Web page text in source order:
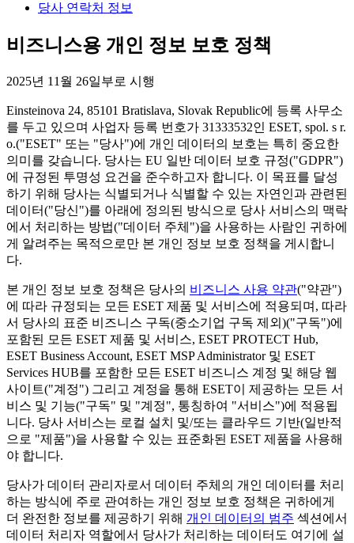
당사 연락처 정보
비즈니스용 개인 정보 보호 정책
2025년 11월 26일부로 시행
Einsteinova 24, 85101 Bratislava, Slovak Republic에 등록 사무소
를 두고 있으며 사업자 등록 번호가 31333532인 ESET, spol. s r.
o.("ESET" 또는 "당사")에 개인 데이터의 보호는 특히 중요한
의미를 갖습니다. 당사는 EU 일반 데이터 보호 규정("GDPR")
에 규정된 투명성 요건을 준수하고자 합니다. 이 목표를 달성
하기 위해 당사는 식별되거나 식별할 수 있는 자연인과 관련된
데이터("당신")를 아래에 정의된 방식으로 당사 서비스의 맥락
에서 처리하는 방법("데이터 주체 ")을 사용하는 사람인 귀하에
게 알려주는 목적으로만 본 개인 정보 보호 정책을 게시합니
다.
본 개인 정보 보호 정책은 당사의 비즈니스 사용 약관("약관")
에 따라 규정되는 모든 ESET 제품 및 서비스에 적용되며, 따라
서 당사의 표준 비즈니스 구독(중소기업 구독 제외)("구독")에
포함된 모든 ESET 제품 및 서비스, ESET PROTECT Hub,
ESET Business Account, ESET MSP Administrator 및 ESET
Services HUB를 포함한 모든 ESET 비즈니스 계정 및 해당 웹
사이트("계정") 그리고 계정을 통해 ESET이 제공하는 모든 서
비스 및 기능("구독" 및 "계정", 통칭하여 "서비스")에 적용됩
니다. 당사 서비스는 로컬 설치 및/또는 클라우드 기반(일반적
으로 "제품")을 사용할 수 있는 표준화된 ESET 제품을 사용해
야 합니다.
당사가 데이터 관리자로서 데이터 주체의 개인 데이터를 처리
하는 방식에 주로 관여하는 개인 정보 보호 정책은 귀하에게
더 완전한 정보를 제공하기 위해 개인 데이터의 범주 섹션에서
데이터 처리자 역할에서 당사가 처리하는 데이터도 여기에 설